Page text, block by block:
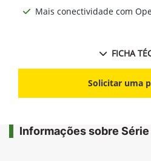
Mais conectividade com
FICHA
Solicitar uma
Informações sobre